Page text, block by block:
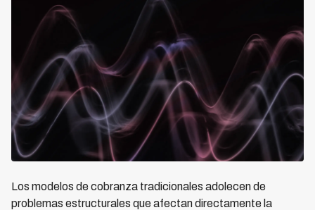
Los modelos de cobranza tradicionales adolecen de
problemas estructurales que afectan directamente la